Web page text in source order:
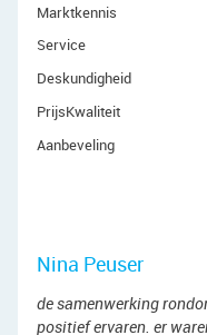
Marktkennis
Service
Deskundigheid
PrijsKwaliteit
Aanbeveling
Nina Peuser
de samenwerking
positief ervaren. er